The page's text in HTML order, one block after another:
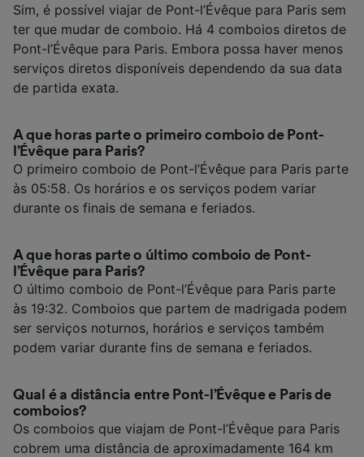
Sim, é possível viajar de Pont-l’Évêque para Paris sem
ter que mudar de comboio. Há 4 comboios diretos de
Pont-l’Évêque para Paris. Embora possa haver menos
serviços diretos disponíveis dependendo da sua data
de partida exata.
A que horas parte o primeiro comboio de Pont-
l’Évêque para Paris?
O primeiro comboio de Pont-l’Évêque para Paris parte
às 05:58. Os horários e os serviços podem variar
durante os finais de semana e feriados.
A que horas parte o último comboio de Pont-
l’Évêque para Paris?
O último comboio de Pont-l’Évêque para Paris parte
às 19:32. Comboios que partem de madrigada podem
ser serviços noturnos, horários e serviços também
podem variar durante fins de semana e feriados.
Qual é a distância entre Pont-l’Évêque e Paris de
comboios?
Os comboios que viajam de Pont-l’Évêque para Paris
cobrem uma distância de aproximadamente 164 km